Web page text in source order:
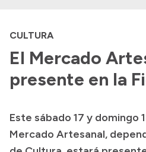
Archivo de noticias
Transparencia
CULTURA
El Mercado
presente en la
Este sábado 17 y domingo
Mercado Artesanal,